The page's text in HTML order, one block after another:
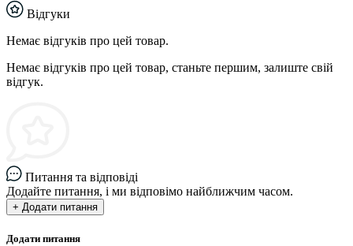
Відгуки
Немає відгуків про цей товар.
Немає відгуків про цей товар, станьте першим, залиште свій
відгук.
Питання та відповіді
Додайте питання, і ми відповімо найближчим часом.
+ Додати питання
Додати питання